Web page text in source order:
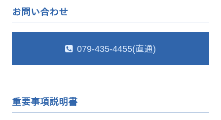
お問い合わせ
079-435-4455(直通)
重要事項説明書